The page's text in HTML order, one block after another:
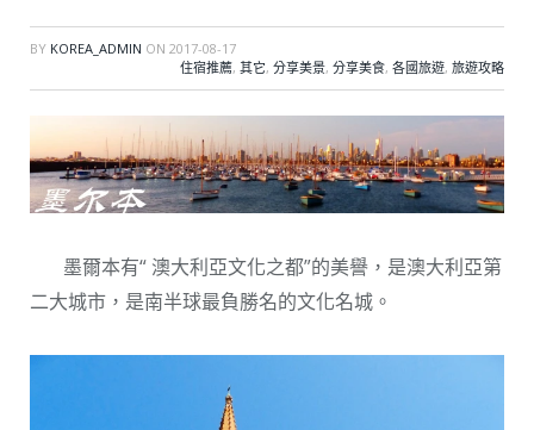
BY KOREA_ADMIN ON 2017-08-17
住宿推薦, 其它, 分享美景, 分享美食, 各國旅遊, 旅遊攻略
墨爾本有“ 澳大利亞文化之都”的美譽，是澳大利亞第
二大城市，是南半球最負勝名的文化名城。